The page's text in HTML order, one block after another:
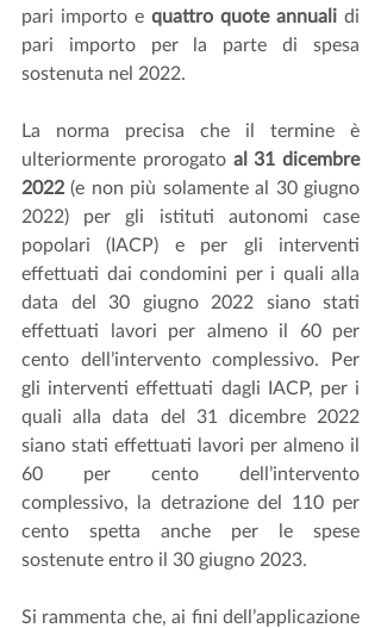
pari importo e quattro quote annuali di
pari importo per la parte di spesa
sostenuta nel 2022.
La norma precisa che il termine è
ulteriormente prorogato al 31 dicembre
2022 (e non più solamente al 30 giugno
2022) per gli istituti autonomi case
popolari (IACP) e per gli interventi
effettuati dai condomini per i quali alla
data del 30 giugno 2022 siano stati
effettuati lavori per almeno il 60 per
cento dell’intervento complessivo. Per
gli interventi effettuati dagli IACP, per i
quali alla data del 31 dicembre 2022
siano stati effettuati lavori per almeno il
60 per cento dell’intervento
complessivo, la detrazione del 110 per
cento spetta anche per le spese
sostenute entro il 30 giugno 2023.
Si rammenta che, ai fini dell’applicazione